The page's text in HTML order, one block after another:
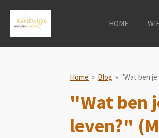
Ga
direct
HOME
Home » Blog » "Wat ben
"Wat ben
leven?"